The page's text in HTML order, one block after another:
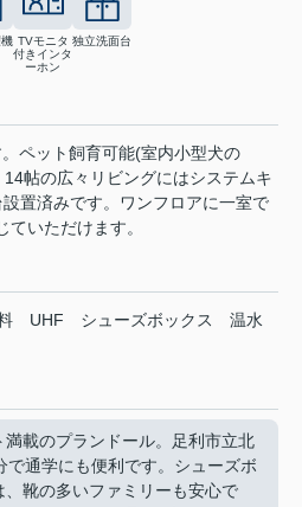
TVモニタ
付きインタ
ーホン
独立洗面台
ペット飼育可能(室内小型犬の
帖の広々リビングにはシステムキ
置済みです。ワンフロアに一室で
いただけます。
UHF シューズボックス
温水
満載のプランドール。足利市立北
で通学にも便利です。シューズボ
、靴の多いファミリーも安心で